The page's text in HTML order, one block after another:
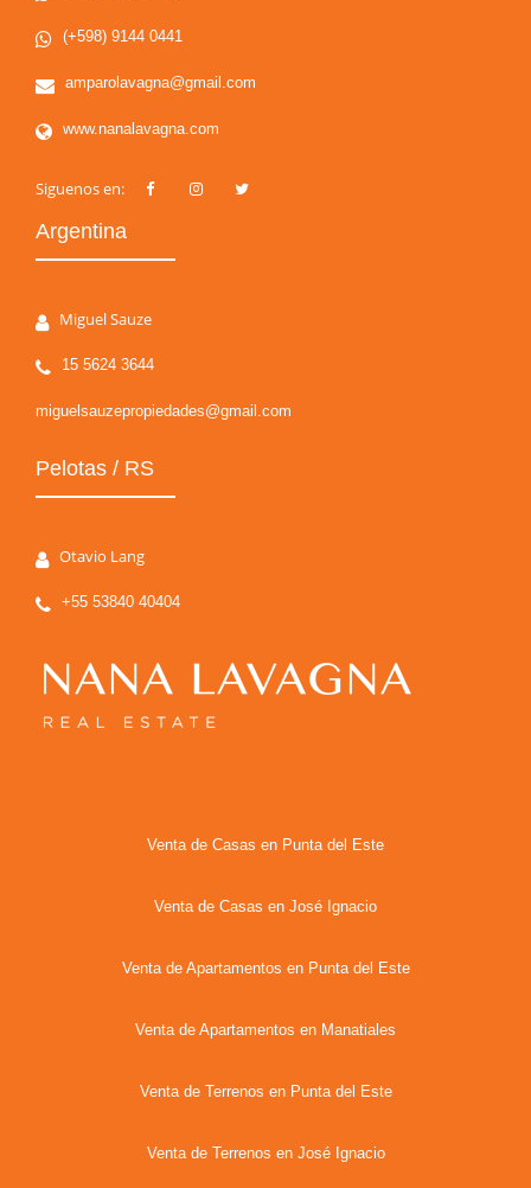
(+598) 9144 0441
amparolavagna@gmail.com
www.nanalavagna.com
Siguenos en:
Argentina
Miguel Sauze
15 5624 3644
miguelsauzepropiedades@gmail.com
Pelotas / RS
Otavio Lang
+55 53840 40404
Venta de Casas en Punta del Este
Venta de Casas en José Ignacio
Venta de Apartamentos en Punta del Este
Venta de Apartamentos en Manatiales
Venta de Terrenos en Punta del Este
Venta de Terrenos en José Ignacio